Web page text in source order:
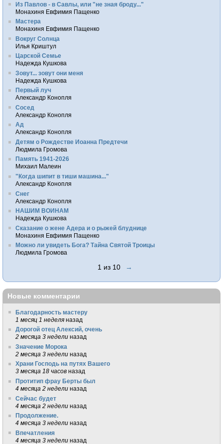
Из Павлов - в Савлы, или "не зная броду..."
Монахиня Евфимия Пащенко
Мастера
Монахиня Евфимия Пащенко
Вокруг Солнца
Илья Криштул
Царской Семье
Надежда Кушкова
Зовут... зовут они меня
Надежда Кушкова
Первый луч
Александр Конопля
Сосед
Александр Конопля
Ад
Александр Конопля
Детям о Рождестве Иоанна Предтечи
Людмила Громова
Память 1941-2026
Михаил Малеин
"Когда шипит в тиши машина..."
Александр Конопля
Снег
Александр Конопля
НАШИМ ВОИНАМ
Надежда Кушкова
Сказание о жене Адера и о рыжей блуднице
Монахиня Евфимия Пащенко
Можно ли увидеть Бога? Тайна Святой Троицы
Людмила Громова
1 из 10 →
Новые комментарии
Благодарность мастеру
1 месяц 1 неделя назад
Дорогой отец Алексий, очень
2 месяца 3 недели назад
Значение Морока
2 месяца 3 недели назад
Храни Господь на путях Вашего
3 месяца 18 часов назад
Протитип фрау Берты был
4 месяца 2 недели назад
Сейчас будет
4 месяца 2 недели назад
Продолжение.
4 месяца 3 недели назад
Впечатления
4 месяца 3 недели назад